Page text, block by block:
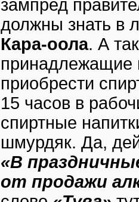
зампред
должны знать в
Кара-оола. А
принадлежащие
приобрести
15 часов в
спиртные
шмурдяк. Да,
«В
от продажи